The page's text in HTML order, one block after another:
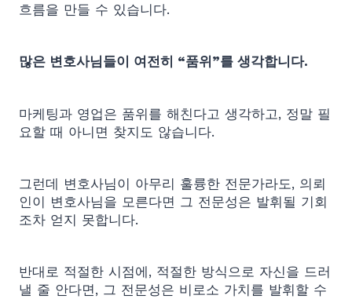
흐름을 만들 수 있습니다.
많은 변호사님들이 여전히 “품위”를 생각합니다.
마케팅과 영업은 품위를 해친다고 생각하고, 정말 필
요할 때 아니면 찾지도 않습니다.
그런데 변호사님이 아무리 훌륭한 전문가라도, 의뢰
인이 변호사님을 모른다면 그 전문성은 발휘될 기회
조차 얻지 못합니다.
반대로 적절한 시점에, 적절한 방식으로 자신을 드러
낼 줄 안다면, 그 전문성은 비로소 가치를 발휘할 수